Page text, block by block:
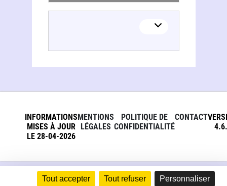
Tout accepter Tout refuser Personnaliser
INFORMATIONS
MISES À JOUR
LE 28-04-2026
MENTIONS
LÉGALES
POLITIQUE DE
CONFIDENTIALITÉ
CONTACT